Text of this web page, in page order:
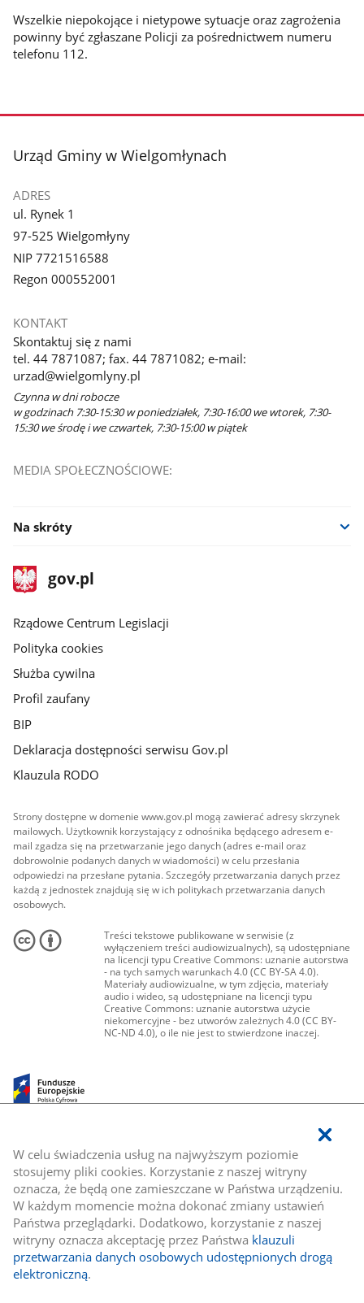
W celu świadczenia usług na najwyższym poziomie
stosujemy pliki cookies. Korzystanie z naszej witryny
oznacza, że będą one zamieszczane w Państwa urządzeniu.
W każdym momencie można dokonać zmiany ustawień
Państwa przeglądarki. Dodatkowo, korzystanie z naszej
witryny oznacza akceptację przez Państwa klauzuli
przetwarzania danych osobowych udostępnionych drogą
elektroniczną.
Wszelkie niepokojące i nietypowe sytuacje oraz zagrożenia
powinny być zgłaszane Policji za pośrednictwem numeru
telefonu 112.
stopka
Urząd Gminy w Wielgomłynach
ADRES
ul. Rynek 1
97-525 Wielgomłyny
NIP 7721516588
Regon 000552001
KONTAKT
Skontaktuj się z nami
tel. 44 7871087; fax. 44 7871082; e-mail:
urzad@wielgomlyny.pl
Czynna w dni robocze
w godzinach 7:30-15:30 w poniedziałek, 7:30-16:00 we wtorek, 7:30-
15:30 we środę i we czwartek, 7:30-15:00 w piątek
MEDIA SPOŁECZNOŚCIOWE:
Na skróty
stopka
gov.plStrona
gov.pl
Rządowe Centrum Legislacji
Polityka cookies
Służba cywilna
Profil zaufany
BIP
Deklaracja dostępności serwisu Gov.pl
Klauzula RODO
Strony dostępne w domenie www.gov.pl mogą zawierać adresy skrzynek
mailowych. Użytkownik korzystający z odnośnika będącego adresem e-
mail zgadza się na przetwarzanie jego danych (adres e-mail oraz
dobrowolnie podanych danych w wiadomości) w celu przesłania
odpowiedzi na przesłane pytania. Szczegóły przetwarzania danych przez
każdą z jednostek znajdują się w ich politykach przetwarzania danych
osobowych.
Treści tekstowe publikowane w serwisie (z
wyłączeniem treści audiowizualnych), są udostępniane
na licencji typu Creative Commons: uznanie autorstwa
- na tych samych warunkach 4.0 (CC BY-SA 4.0).
Materiały audiowizualne, w tym zdjęcia, materiały
audio i wideo, są udostępniane na licencji typu
Creative Commons: uznanie autorstwa użycie
niekomercyjne - bez utworów zależnych 4.0 (CC BY-
NC-ND 4.0), o ile nie jest to stwierdzone inaczej.